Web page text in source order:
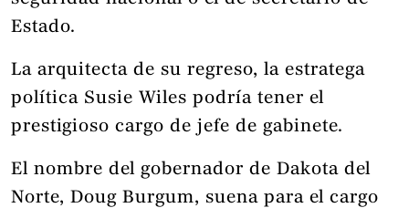
Estado.
La arquitecta de su regreso, la estratega
política Susie Wiles podría tener el
prestigioso cargo de jefe de gabinete.
El nombre del gobernador de Dakota del
Norte, Doug Burgum, suena para el cargo